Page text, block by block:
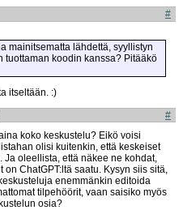
#
mainitsematta lähdettä, syyllistyn
tuottaman koodin kanssa? Pitääkö
itseltään. :)
#
koko keskustelu? Eikö voisi
olisi kuitenkin, että keskeiset
oleellista, että näkee ne kohdat,
ChatGPT:ltä saatu. Kysyn siis sitä,
enemmänkin editoida
tilpehöörit, vaan saisiko myös
osia?